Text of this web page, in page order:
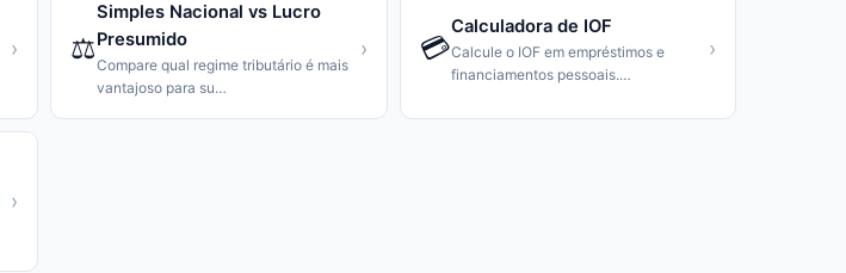
› ⚖️
Simples Nacional vs Lucro
Presumido
Compare qual regime tributário é mais
vantajoso para su…
› 💳
Calculadora de IOF
Calcule o IOF em empréstimos e
financiamentos pessoais.…
›
›